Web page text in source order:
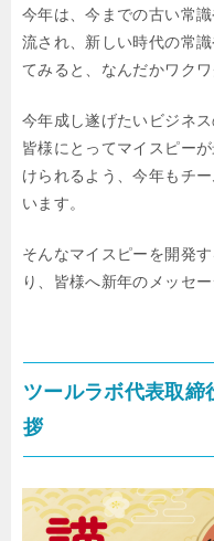
今年は、今までの古い常
流され、新しい時代の常
てみると、なんだかワクワ
今年成し遂げたいビジネ
皆様にとってマイスピー
けられるよう、今年もチ
います。
そんなマイスピーを開発
り、 皆様へ新年のメッセー
ツールラボ代表取締
拶